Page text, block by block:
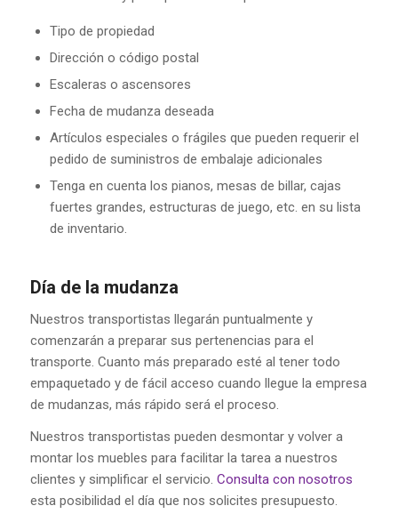
Tipo de propiedad
Dirección o código postal
Escaleras o ascensores
Fecha de mudanza deseada
Artículos especiales o frágiles que pueden requerir el
pedido de suministros de embalaje adicionales
Tenga en cuenta los pianos, mesas de billar, cajas
fuertes grandes, estructuras de juego, etc. en su lista
de inventario.
Día de la mudanza
Nuestros transportistas llegarán puntualmente y
comenzarán a preparar sus pertenencias para el
transporte. Cuanto más preparado esté al tener todo
empaquetado y de fácil acceso cuando llegue la empresa
de mudanzas, más rápido será el proceso.
Nuestros transportistas pueden desmontar y volver a
montar los muebles para facilitar la tarea a nuestros
clientes y simplificar el servicio. Consulta con nosotros
esta posibilidad el día que nos solicites presupuesto.